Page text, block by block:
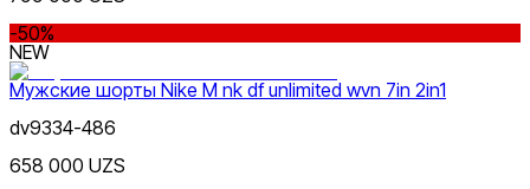
-50%
NEW
Мужские шорты Nike M nk df unlimited wvn 7in 2in1
dv9334-486
658 000 UZS